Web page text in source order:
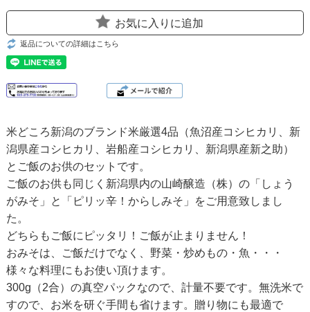
お気に入りに追加
返品についての詳細はこちら
米どころ新潟のブランド米厳選4品（魚沼産コシヒカリ、新
潟県産コシヒカリ、岩船産コシヒカリ、新潟県産新之助）
とご飯のお供のセットです。
ご飯のお供も同じく新潟県内の山崎醸造（株）の「しょう
がみそ」と「ピリッ辛！からしみそ」をご用意致しまし
た。
どちらもご飯にピッタリ！ご飯が止まりません！
おみそは、ご飯だけでなく、野菜・炒めもの・魚・・・
様々な料理にもお使い頂けます。
300g（2合）の真空パックなので、計量不要です。無洗米で
すので、お米を研ぐ手間も省けます。贈り物にも最適で